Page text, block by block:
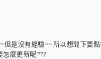
是沒有經驗~~所以想問下要
麼更新呢???